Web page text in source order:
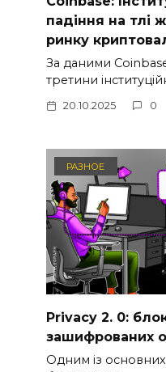
падіння на тлі
ринку
За даними
третини
20.10.2025 0
РАЗНОЕ
Privacy 2. 0:
зашифрованих
Одним із